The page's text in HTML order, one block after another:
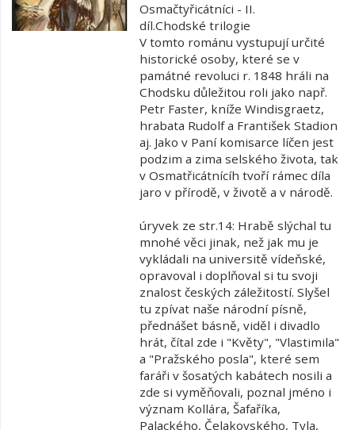
Osmačtyřicátníci - II.
díl.Chodské trilogie
V tomto románu vystupují určité
historické osoby, které se v
památné revoluci r. 1848 hráli na
Chodsku důležitou roli jako např.
Petr Faster, kníže Windisgraetz,
hrabata Rudolf a František Stadion
aj. Jako v Paní komisarce líčen jest
podzim a zima selského života, tak
v Osmatřicátnícíh tvoří rámec díla
jaro v přírodě, v životě a v národě.
úryvek ze str.14: Hrabě slýchal tu
mnohé věci jinak, než jak mu je
vykládali na universitě vídeňské,
opravoval i doplňoval si tu svoji
znalost českých záležitostí. Slyšel
tu zpívat naše národní písně,
přednášet básně, viděl i divadlo
hrát, čítal zde i "Květy", "Vlastimila"
a "Pražského posla", které sem
faráři v šosatých kabátech nosili a
zde si vyměňovali, poznal jméno i
význam Kollára, Šafaříka,
Palackého, Čelakovského, Tyla,